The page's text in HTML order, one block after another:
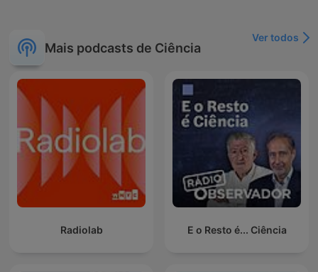
Mais podcasts de Ciência
Ver todos
Radiolab E o Resto é... Ciência